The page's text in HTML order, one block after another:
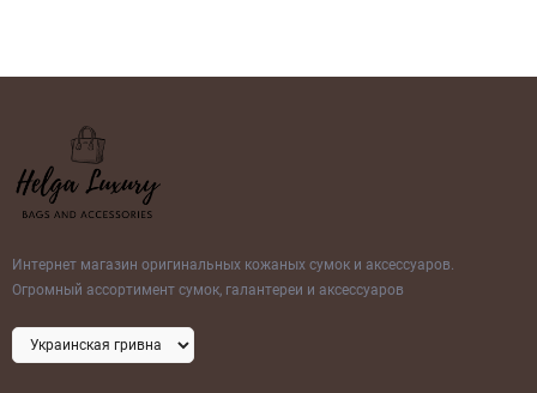
Интернет магазин оригинальных кожаных сумок и аксессуаров.
Огромный ассортимент сумок, галантереи и аксессуаров